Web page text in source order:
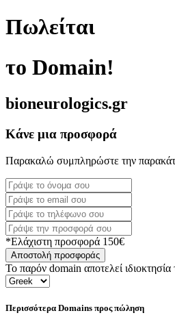
Πωλείται
το Domain!
bioneurologics.gr
Κάνε μια προσφορά
Παρακαλώ συμπληρώστε την
*Ελάχιστη προσφορά 150€
Αποστολή προσφοράς
Το παρόν domain αποτελεί
Περισσότερα Domains προς πώληση